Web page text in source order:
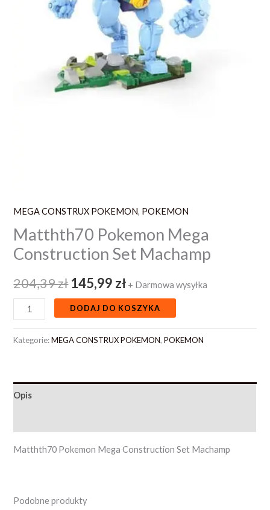
MEGA CONSTRUX POKEMON, POKEMON
Matthth70 Pokemon Mega
Construction Set Machamp
204,39zł 145,99 zł + Darmowa wysyłka
DODAJ DO KOSZYKA
Kategorie:MEGA CONSTRUX POKEMON,POKEMON
Opis
Matthth70 Pokemon Mega Construction Set Machamp
Podobne produkty